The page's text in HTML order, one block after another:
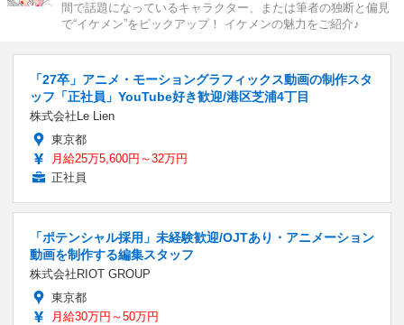
間で話題になっているキャラクター、または筆者の独断と偏見
で“イケメン”をピックアップ！ イケメンの魅力をご紹介♪
「27卒」アニメ・モーショングラフィックス動画の制作スタ
ッフ「正社員」YouTube好き歓迎/港区芝浦4丁目
株式会社Le Lien
東京都
月給25万5,600円～32万円
正社員
「ポテンシャル採用」未経験歓迎/OJTあり・アニメーション
動画を制作する編集スタッフ
株式会社RIOT GROUP
東京都
月給30万円～50万円